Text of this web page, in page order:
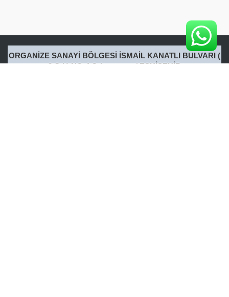
ORGANİZE SANAYİ BÖLGESİ İSMAİL KANATLI BULVARI (
2.Cd.) NO:4 Odunpazarı / ESKİŞEHİR